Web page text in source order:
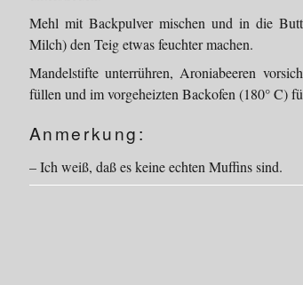
Mehl mit Backpulver mischen und in die
Milch) den Teig etwas feuchter machen.
Mandelstifte unterrühren, Aroniabeeren
füllen und im vorgeheizten Backofen (180° C)
Anmerkung:
– Ich weiß, daß es keine echten Muffins sind.